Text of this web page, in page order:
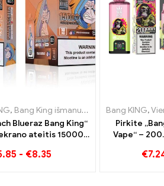
elektroninės cigaretės Danija
, Vienkartinės elektroninės cigaretės
, Bang King išmanusis ekranas 15000 Puff
Blueraz Bang King“
ateitis 15000
- €8.35
Bang KING,
Pirkite
Vape“ –
€